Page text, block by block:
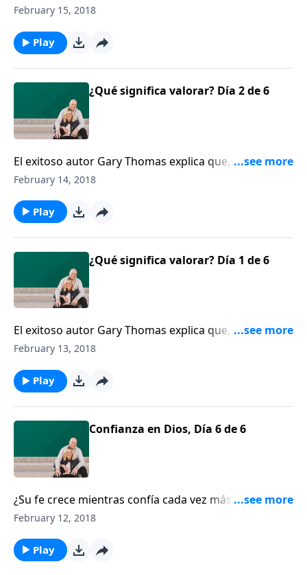
sus cónyuges por medio de celebrar el hecho de que
como su único amor y debe tener cuidado de no
comparar.
February 15, 2018
Play
¿Qué significa valorar? Día 2 de 6
El exitoso autor Gary Thomas explica que, cuando
usted presume la belleza de su cónyuge y le exhibe,
valorando.
February 14, 2018
Play
¿Qué significa valorar? Día 1 de 6
El exitoso autor Gary Thomas explica que, cuando
usted presume la belleza de su cónyuge y le exhibe,
valorando.
February 13, 2018
Play
Confianza en Dios, Día 6 de 6
¿Su fe crece mientras confía cada vez más en Dios? El
pastor Crawford Loritts nos recuerda que una fe
circunstancias, sino que confía en las promesas de
Dios, a pesar de ellas. Crawford explica cómo
February 12, 2018
Play